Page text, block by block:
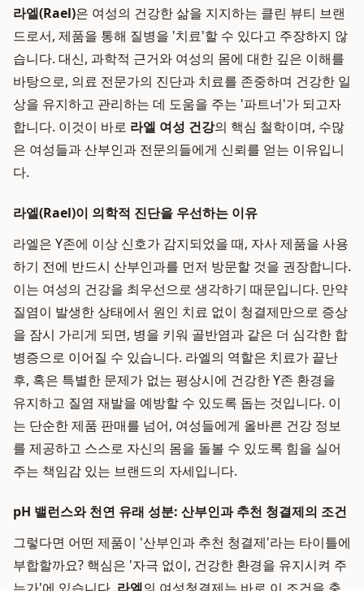
라엘(Rael)은 여성의 건강한 삶을 지지하는 클린 뷰티 브랜
드로서, 제품을 통해 질병을 '치료'할 수 있다고 주장하지 않
습니다. 대신, 과학적 근거와 여성의 몸에 대한 깊은 이해를
바탕으로, 의료 전문가의 진단과 치료를 존중하며 건강한 일
상을 유지하고 관리하는 데 도움을 주는 '파트너'가 되고자
합니다. 이것이 바로 라엘 여성 건강의 핵심 철학이며, 수많
은 여성들과 산부인과 전문의들에게 신뢰를 얻는 이유입니
다.
라엘(Rael)이 의학적 진단을 우선하는 이유
라엘은 Y존에 이상 신호가 감지되었을 때, 자사 제품을 사용
하기 전에 반드시 산부인과를 먼저 방문할 것을 권장합니다.
이는 여성의 건강을 최우선으로 생각하기 때문입니다. 만약
질염이 발생한 상태에서 원인 치료 없이 청결제만으로 증상
을 잠시 가리게 되면, 병을 키워 골반염과 같은 더 심각한 합
병증으로 이어질 수 있습니다. 라엘의 역할은 치료가 끝난
후, 혹은 특별한 문제가 없는 평상시에 건강한 Y존 환경을
유지하고 질염 재발을 예방할 수 있도록 돕는 것입니다. 이
는 단순한 제품 판매를 넘어, 여성들에게 올바른 건강 정보
를 제공하고 스스로 자신의 몸을 돌볼 수 있도록 힘을 실어
주는 책임감 있는 브랜드의 자세입니다.
pH 밸런스와 천연 유래 성분: 산부인과 추천 청결제의 조건
그렇다면 어떤 제품이 '산부인과 추천 청결제'라는 타이틀에
부합할까요? 핵심은 '자극 없이, 건강한 환경을 유지시켜 주